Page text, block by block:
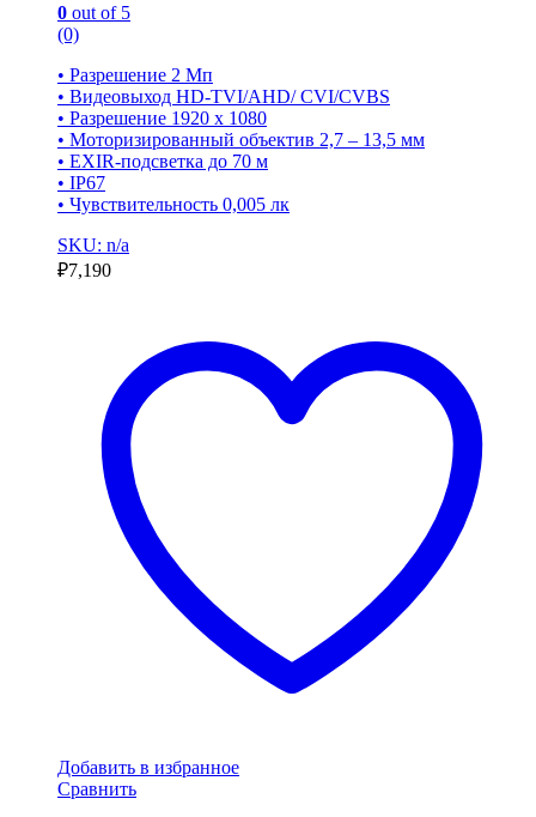
0 out of 5
(0)
• Разрешение 2 Мп
• Видеовыход HD-TVI/AHD/ CVI/CVBS
• Разрешение 1920 х 1080
• Моторизированный объектив 2,7 – 13,5 мм
• EXIR-подсветка до 70 м
• IP67
• Чувствительность 0,005 лк
SKU: n/a
₽7,190
Добавить в избранное
Сравнить